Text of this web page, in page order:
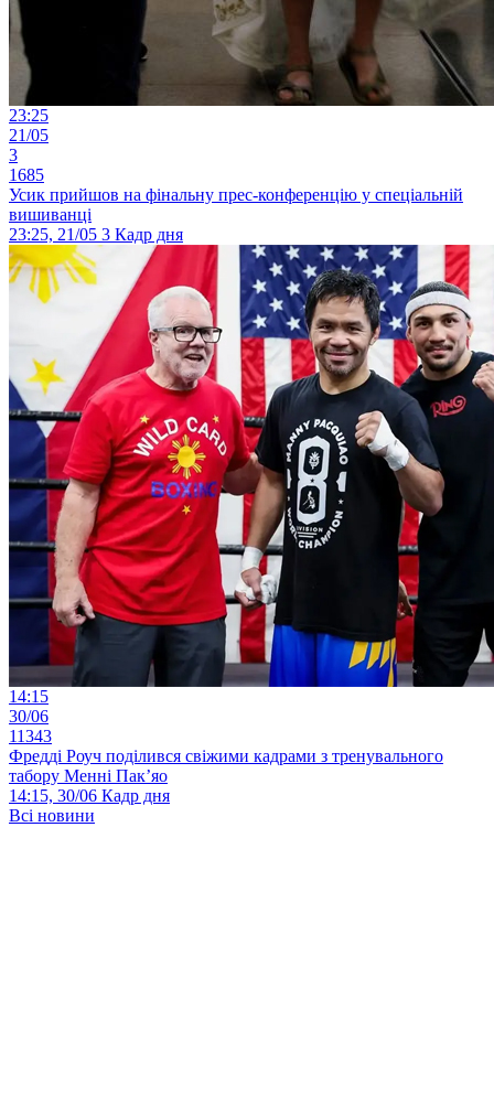
23:25
21/05
3
1685
Усик прийшов на фінальну прес-конференцію у спеціальній
вишиванці
23:25, 21/05 3 Кадр дня
14:15
30/06
11343
Фредді Роуч поділився свіжими кадрами з тренувального
табору Менні Пак’яо
14:15, 30/06 Кадр дня
Всі новини